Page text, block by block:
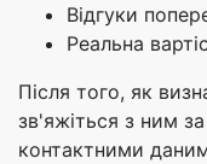
Відгуки
Реальна
Після того, як
зв'яжіться з ним
контактними